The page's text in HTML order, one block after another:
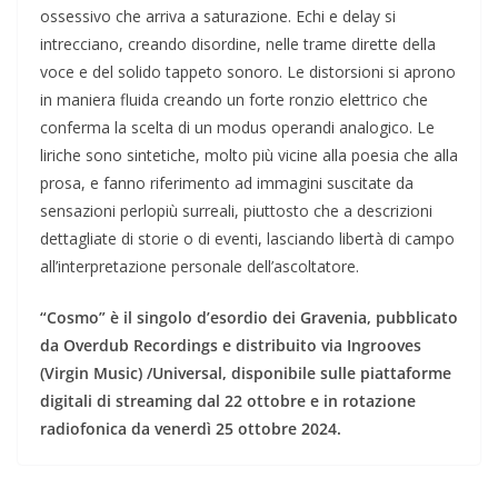
ossessivo che arriva a saturazione. Echi e delay si
intrecciano, creando disordine, nelle trame dirette della
voce e del solido tappeto sonoro. Le distorsioni si aprono
in maniera fluida creando un forte ronzio elettrico che
conferma la scelta di un modus operandi analogico. Le
liriche sono sintetiche, molto più vicine alla poesia che alla
prosa, e fanno riferimento ad immagini suscitate da
sensazioni perlopiù surreali, piuttosto che a descrizioni
dettagliate di storie o di eventi, lasciando libertà di campo
all’interpretazione personale dell’ascoltatore.
“Cosmo” è il singolo d’esordio dei Gravenia, pubblicato
da Overdub Recordings e distribuito via Ingrooves
(Virgin Music) /Universal, disponibile sulle piattaforme
digitali di streaming dal 22 ottobre e in rotazione
radiofonica da venerdì 25 ottobre 2024.